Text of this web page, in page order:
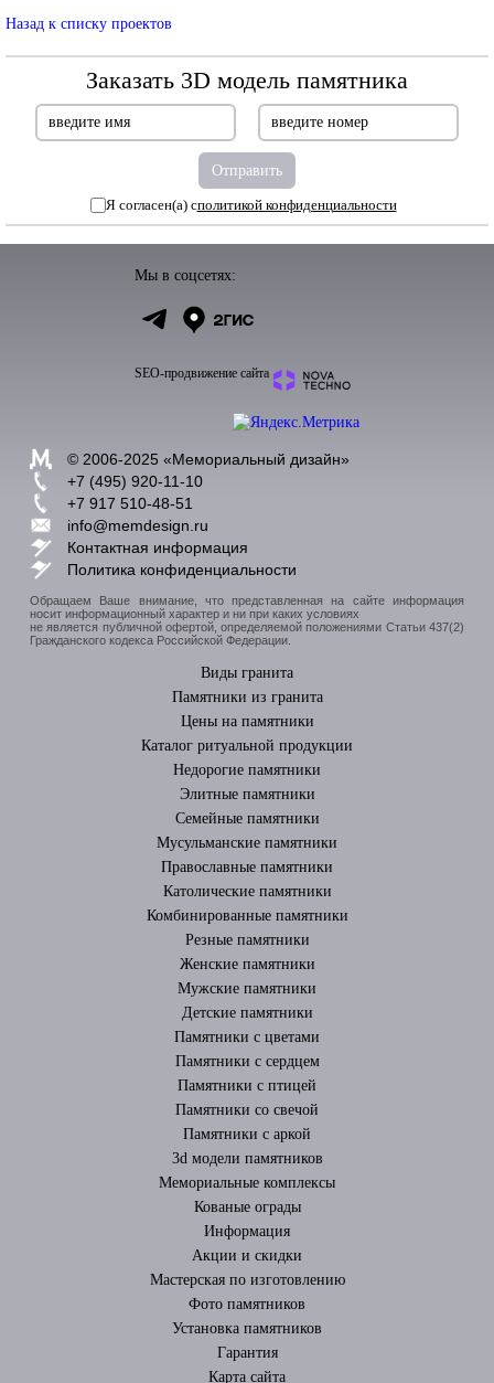
Назад к списку проектов
Заказать 3D модель памятника
Я согласен(а) сполитикой конфиденциальности
Мы в соцсетях:
SEO-продвижение сайта
© 2006-2025 «Мемориальный дизайн»
+7 (495) 920-11-10
+7 917 510-48-51
info@memdesign.ru
Контактная информация
Политика конфиденциальности
Обращаем Ваше внимание, что представленная на сайте информация
носит информационный характер и ни при каких условиях
не является публичной офертой, определяемой положениями Статьи 437(2)
Гражданского кодекса Российской Федерации.
Виды гранита
Памятники из гранита
Цены на памятники
Каталог ритуальной продукции
Недорогие памятники
Элитные памятники
Cемейные памятники
Мусульманские памятники
Православные памятники
Католические памятники
Комбинированные памятники
Резные памятники
Женские памятники
Мужские памятники
Детские памятники
Памятники с цветами
Памятники с сердцем
Памятники с птицей
Памятники со свечой
Памятники с аркой
3d модели памятников
Мемориальные комплексы
Кованые ограды
Информация
Акции и скидки
Мастерская по изготовлению
Фото памятников
Установка памятников
Гарантия
Карта сайта